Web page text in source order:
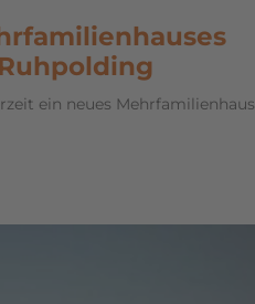
ein neues Mehrfamilienhaus